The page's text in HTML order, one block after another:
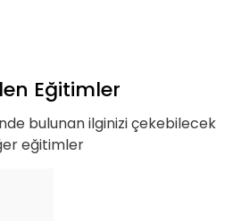
Eğitimler
bulunan ilginizi çekebilecek
eğitimler